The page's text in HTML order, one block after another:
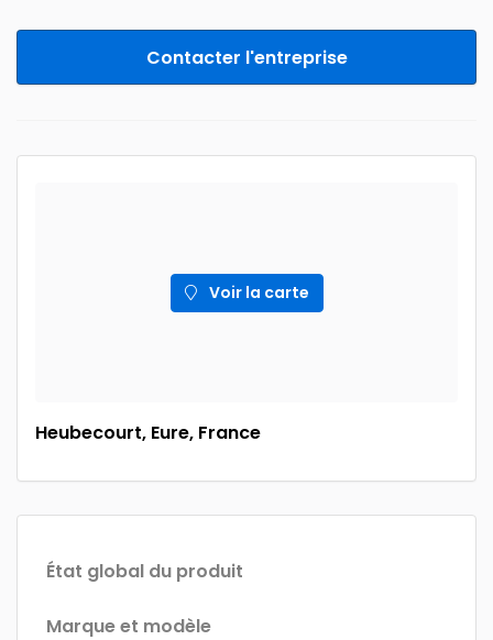
Contacter l'entreprise
Voir la carte
Heubecourt, Eure, France
État global du produit
Marque et modèle